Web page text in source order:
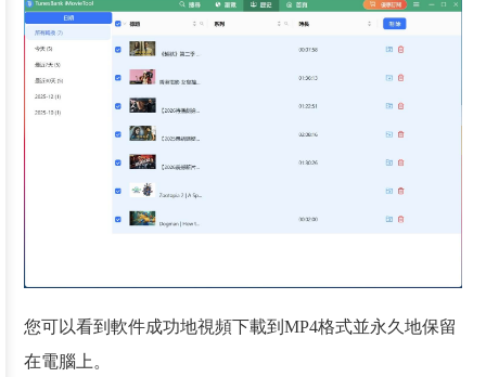
您可以看到軟件成功地視頻下載到MP4格式並永久地保留
在電腦上。